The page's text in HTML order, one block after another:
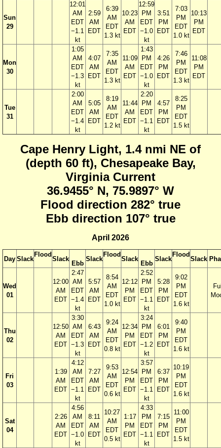
Sun
29
12:01
AM
EDT
−1.1
kt
2:59
AM
EDT
6:39
AM
EDT
1.3 kt
10:23
AM
EDT
12:59
PM
EDT
−1.0
kt
3:51
PM
EDT
7:03
PM
EDT
1.0 kt
10:13
PM
EDT
Mon
30
1:05
AM
EDT
−1.3
kt
4:07
AM
EDT
7:35
AM
EDT
1.3 kt
11:09
AM
EDT
1:43
PM
EDT
−1.0
kt
4:26
PM
EDT
7:46
PM
EDT
1.3 kt
11:08
PM
EDT
Tue
31
2:00
AM
EDT
−1.4
kt
5:05
AM
EDT
8:19
AM
EDT
1.2 kt
11:44
AM
EDT
2:20
PM
EDT
−1.1
kt
4:57
PM
EDT
8:25
PM
EDT
1.5 kt
Cape Henry Light, 1.4 nmi NE of
(depth 60 ft), Chesapeake Bay,
Virginia Current
36.9455° N, 75.9897° W
Flood direction 282° true
Ebb direction 107° true
April 2026
Day Slack
Flood
Slack
Ebb
Slack
Flood
Slack
Ebb
Slack
Flood
Slack
Wed
01
12:00
AM
EDT
2:47
AM
EDT
−1.4
kt
5:57
AM
EDT
8:54
AM
EDT
1.0 kt
12:12
PM
EDT
2:52
PM
EDT
−1.1
kt
5:28
PM
EDT
9:02
PM
EDT
1.6 kt
Thu
02
12:50
AM
EDT
3:30
AM
EDT
−1.3
kt
6:43
AM
EDT
9:24
AM
EDT
0.8 kt
12:34
PM
EDT
3:24
PM
EDT
−1.2
kt
6:01
PM
EDT
9:40
PM
EDT
1.6 kt
Fri
03
1:39
AM
EDT
4:12
AM
EDT
−1.1
kt
7:27
AM
EDT
9:53
AM
EDT
0.6 kt
12:54
PM
EDT
3:57
PM
EDT
−1.1
kt
6:37
PM
EDT
10:19
PM
EDT
1.6 kt
Sat
04
2:26
AM
EDT
4:56
AM
EDT
−1.0
kt
8:11
AM
EDT
10:27
AM
EDT
0.5 kt
1:17
PM
EDT
4:33
PM
EDT
−1.1
kt
7:15
PM
EDT
11:00
PM
EDT
1.5 kt